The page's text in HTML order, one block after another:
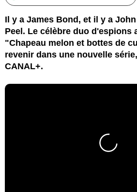
Il y a James Bond, et il y a
Peel. Le célèbre duo d'espions
"Chapeau melon et bottes de
revenir dans une nouvelle
CANAL+.